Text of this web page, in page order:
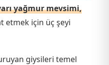
yağmur mevsimi,
etmek için üç şeyi
giysileri temel